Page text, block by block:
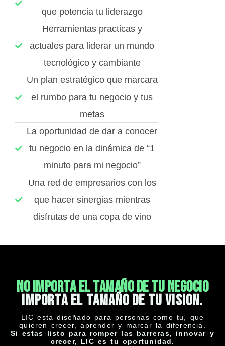
que potencia tu liderazgo
Herramientas practicas y
actuales para liderar un mundo
tecnológico y cambiante
Un plan estratégico que marcara
el rumbo para tu negocio y tus
metas
La oportunidad de dar a conocer
tu negocio en la dinámica de “1
minuto para mi negocio”
Una red de empresarios con los
que hacer sinergias mientras
disfrutas de una copa de vino
NO IMPORTA EL TAMAÑO DE TU NEGOCIO
IMPORTA EL TAMAÑO DE TU VISION.
LIC esta diseñado para personas como tu, que
quieren crecer, aprender y marcar la diferencia.
Si estas listo para romper las barreras, innovar y
crecer, LIC es tu oportunidad.